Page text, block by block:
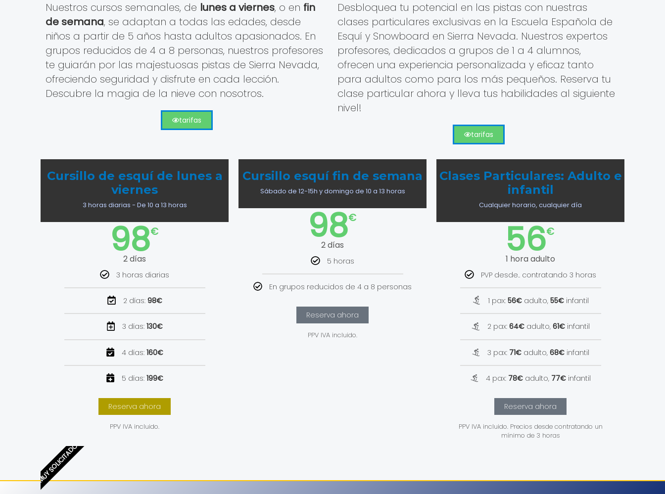
Nuestros cursos semanales, de lunes a viernes, o en fin
de semana, se adaptan a todas las edades, desde
niños a partir de 5 años hasta adultos apasionados. En
grupos reducidos de 4 a 8 personas, nuestros profesores
te guiarán por las majestuosas pistas de Sierra Nevada,
ofreciendo seguridad y disfrute en cada lección.
Descubre la magia de la nieve con nosotros.
tarifas
Desbloquea tu potencial en las pistas con nuestras
clases particulares exclusivas en la Escuela Española de
Esquí y Snowboard en Sierra Nevada. Nuestros expertos
profesores, dedicados a grupos de 1 a 4 alumnos,
ofrecen una experiencia personalizada y eficaz tanto
para adultos como para los más pequeños. Reserva tu
clase particular ahora y lleva tus habilidades al siguiente
nivel!
tarifas
Cursillo de esquí de lunes a
viernes
3 horas diarias - De 10 a 13 horas
98€
2 días
3 horas diarias
2 días: 98€
3 días:130€
4 días:160€
5 días:199€
Reserva ahora
PPV IVA incluido.
MUY SOLICITADO
Cursillo esquí fin de semana
Sábado de 12-15h y domingo de 10 a 13 horas
98€
2 días
5 horas
En grupos reducidos de 4 a 8 personas
Reserva ahora
PPV IVA incluido.
Clases Particulares: Adulto e
infantil
Cualquier horario, cualquier día
56€
1 hora adulto
PVP desde.. contratando 3 horas
1 pax:56€ adulto,55€ infantil
2 pax: 64€adulto, 61€infantil
3 pax: 71€ adulto,68€ infantil
4 pax: 78€ adulto, 77€ infantil
Reserva ahora
PPV IVA incluido. Precios desde contratando un
mínimo de 3 horas